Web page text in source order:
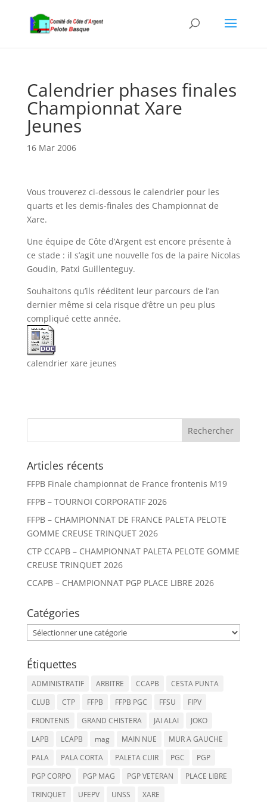
Calendrier phases finales
Championnat Xare
Jeunes
16 Mar 2006
Vous trouverez ci-dessous le calendrier pour les
quarts et les demis-finales des Championnat de
Xare.
Une équipe de Côte d’Argent est encore présente à
ce stade : il s’agit une nouvelle fos de la paire Nicolas
Goudin, Patxi Guillenteguy.
Souhaitons qu’ils rééditent leur parcours de l’an
dernier même si cela risque d’être un peu plus
compliqué cette année.
calendrier xare jeunes
Articles récents
FFPB Finale championnat de France frontenis M19
FFPB – TOURNOI CORPORATIF 2026
FFPB – CHAMPIONNAT DE FRANCE PALETA PELOTE
GOMME CREUSE TRINQUET 2026
CTP CCAPB – CHAMPIONNAT PALETA PELOTE GOMME
CREUSE TRINQUET 2026
CCAPB – CHAMPIONNAT PGP PLACE LIBRE 2026
Catégories
Catégories
Étiquettes
ADMINISTRATIF ARBITRE CCAPB
CESTA PUNTA
CLUB
CTP FFPB FFPB PGC FFSU
FIPV
FRONTENIS
GRAND CHISTERA JAI ALAI
JOKO
LAPB
LCAPB mag MAIN NUE
MUR A GAUCHE
PALA
PALA CORTA PALETA CUIR PGC
PGP
PGP CORPO
PGP MAG PGP VETERAN
PLACE LIBRE
TRINQUET
UFEPV UNSS XARE